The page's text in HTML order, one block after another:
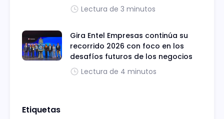
Lectura de 3 minutos
Gira Entel Empresas continúa su
recorrido 2026 con foco en los
desafíos futuros de los negocios
Lectura de 4 minutos
Etiquetas